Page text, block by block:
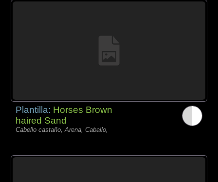
Plantilla: Horses Brown
haired Sand
Cabello castaño, Arena, Caballo,